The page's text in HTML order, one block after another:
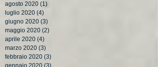
agosto 2020 (1)
luglio 2020 (4)
giugno 2020 (3)
maggio 2020 (2)
aprile 2020 (4)
marzo 2020 (3)
febbraio 2020 (3)
gennaio 2020 (3)